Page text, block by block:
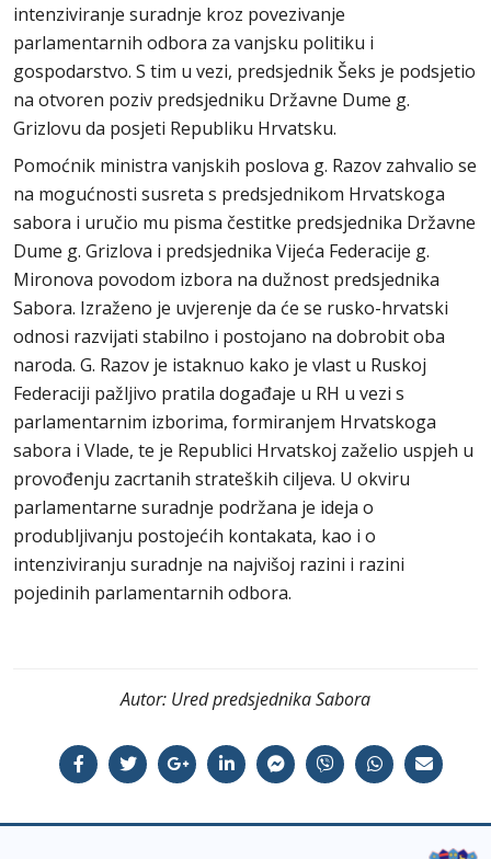
intenziviranje suradnje kroz povezivanje
parlamentarnih odbora za vanjsku politiku i
gospodarstvo. S tim u vezi, predsjednik Šeks je podsjetio
na otvoren poziv predsjedniku Državne Dume g.
Grizlovu da posjeti Republiku Hrvatsku.
Pomoćnik ministra vanjskih poslova g. Razov zahvalio se
na mogućnosti susreta s predsjednikom Hrvatskoga
sabora i uručio mu pisma čestitke predsjednika Državne
Dume g. Grizlova i predsjednika Vijeća Federacije g.
Mironova povodom izbora na dužnost predsjednika
Sabora. Izraženo je uvjerenje da će se rusko-hrvatski
odnosi razvijati stabilno i postojano na dobrobit oba
naroda. G. Razov je istaknuo kako je vlast u Ruskoj
Federaciji pažljivo pratila događaje u RH u vezi s
parlamentarnim izborima, formiranjem Hrvatskoga
sabora i Vlade, te je Republici Hrvatskoj zaželio uspjeh u
provođenju zacrtanih strateških ciljeva. U okviru
parlamentarne suradnje podržana je ideja o
produbljivanju postojećih kontakata, kao i o
intenziviranju suradnje na najvišoj razini i razini
pojedinih parlamentarnih odbora.
Autor: Ured predsjednika Sabora